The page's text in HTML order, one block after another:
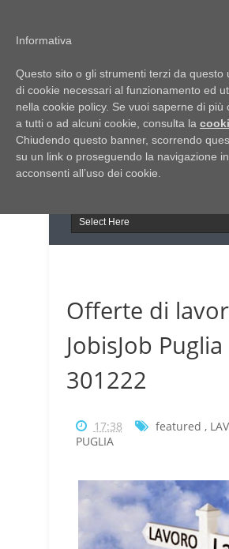
Italia Notizie
Giornale di Basilicata
Giornale di Puglia
INFORMAPUGLIA
Il portale n.1 del
in Puglia
Offerte di
JobisJob Puglia
301222
17:38 featured ,
PUGLIA
Informativa
Questo sito o gli strumenti terzi da questo
di cookie necessari al funzionamento ed
nella cookie policy. Se vuoi saperne di più
a tutti o ad alcuni cookie, consulta la
Chiudendo questo banner, scorrendo
su un link o proseguendo la navigazione
acconsenti all’uso dei cookie.